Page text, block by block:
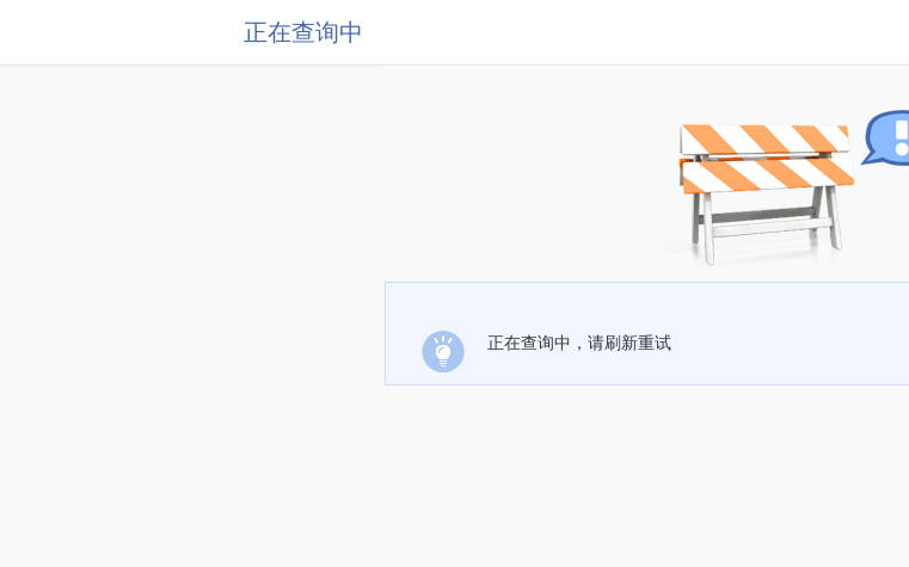
正在查询中
正在查询中，请刷新重试